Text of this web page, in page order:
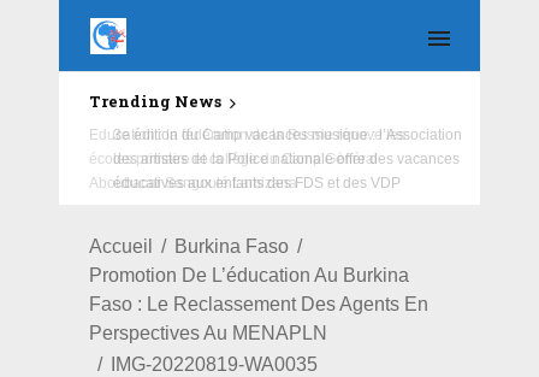
Trending News
Education : la fédération de la Russie rénove les
écoles primaire et collège du Camp Général
Aboubacar Sangoulé Lamizana
Accueil
Burkina Faso
Promotion De L’éducation Au Burkina
Faso : Le Reclassement Des Agents En
Perspectives Au MENAPLN
IMG-20220819-WA0035